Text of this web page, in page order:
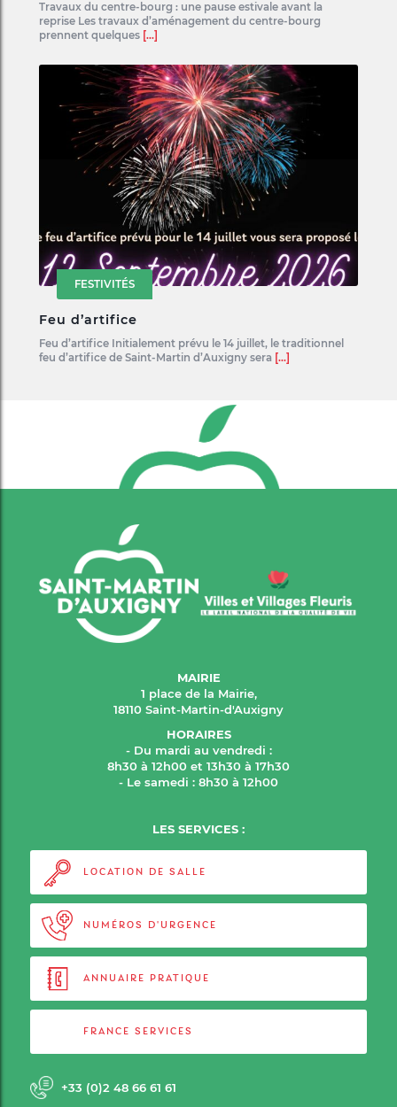
Travaux du centre-bourg : une pause estivale avant la
reprise Les travaux d’aménagement du centre-bourg
prennent quelques [...]
FESTIVITÉS
Feu d’artifice
Feu d’artifice Initialement prévu le 14 juillet, le traditionnel
feu d’artifice de Saint-Martin d’Auxigny sera [...]
MAIRIE
1 place de la Mairie,
18110 Saint-Martin-d'Auxigny
HORAIRES
- Du mardi au vendredi :
8h30 à 12h00 et 13h30 à 17h30
- Le samedi : 8h30 à 12h00
LES SERVICES :
LOCATION DE SALLE
NUMÉROS D'URGENCE
ANNUAIRE PRATIQUE
FRANCE SERVICES
+33 (0)2 48 66 61 61